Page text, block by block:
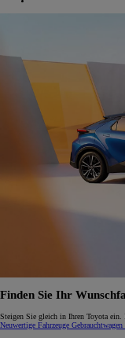
Finden Sie Ihr
Steigen Sie gleich in Ihren Toyota
Neuwertige Fahrzeuge